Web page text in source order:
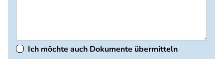
Ich möchte auch Dokumente übermitteln